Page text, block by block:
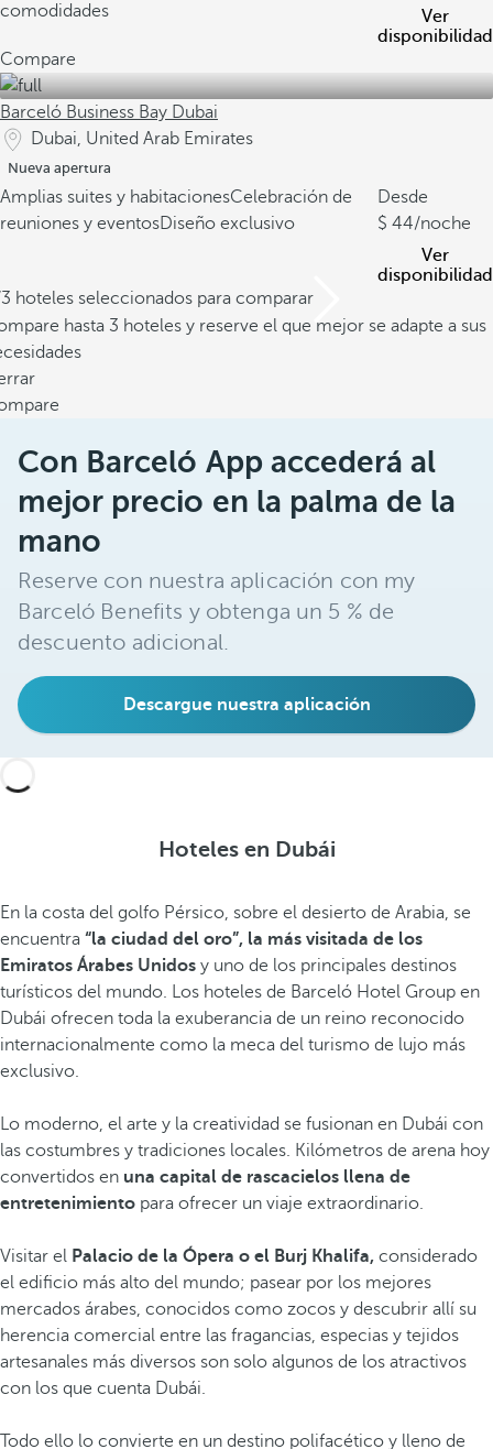
comodidades
Ver
disponibilidad
Compare
Barceló Business Bay Dubai
Dubai, United Arab Emirates
Nueva apertura
Amplias suites y habitacionesCelebración de
reuniones y eventosDiseño exclusivo
Desde
44/noche
Ver
disponibilidad
hoteles seleccionados para comparar
hasta 3 hoteles y reserve el que mejor se adapte a sus
Con Barceló App accederá al
mejor precio en la palma de la
mano
Reserve con nuestra aplicación con my
Barceló Benefits y obtenga un 5 % de
descuento adicional.
Descargue nuestra aplicación
Hoteles en Dubái
En la costa del golfo Pérsico, sobre el desierto de Arabia, se
encuentra “la ciudad del oro”, la más visitada de los
Emiratos Árabes Unidos y uno de los principales destinos
turísticos del mundo. Los hoteles de Barceló Hotel Group en
Dubái ofrecen toda la exuberancia de un reino reconocido
internacionalmente como la meca del turismo de lujo más
exclusivo.
Lo moderno, el arte y la creatividad se fusionan en Dubái con
las costumbres y tradiciones locales. Kilómetros de arena hoy
convertidos en una capital de rascacielos llena de
entretenimiento para ofrecer un viaje extraordinario.
Visitar el Palacio de la Ópera o el Burj Khalifa, considerado
el edificio más alto del mundo; pasear por los mejores
mercados árabes, conocidos como zocos y descubrir allí su
herencia comercial entre las fragancias, especias y tejidos
artesanales más diversos son solo algunos de los atractivos
con los que cuenta Dubái.
Todo ello lo convierte en un destino polifacético y lleno de